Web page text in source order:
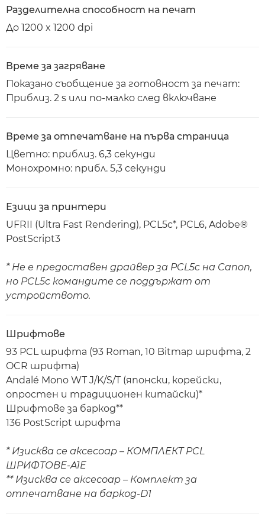
Разделителна способност на печат
До 1200 x 1200 dpi
Време за загряване
Показано съобщение за готовност за печат:
Приблиз. 2 s или по-малко след включване
Време за отпечатване на първа страница
Цветно: приблиз. 6,3 секунди
Монохромно: прибл. 5,3 секунди
Езици за принтери
UFRII (Ultra Fast Rendering), PCL5c*, PCL6, Adobe®
PostScript3
* Не е предоставен драйвер за PCL5c на Canon,
но PCL5c командите се поддържат от
устройството.
Шрифтове
93 PCL шрифта (93 Roman, 10 Bitmap шрифта, 2
OCR шрифта)
Andalé Mono WT J/K/S/T (японски, корейски,
опростен и традиционен китайски)*
Шрифтове за баркод**
136 PostScript шрифта
* Изисква се аксесоар – КОМПЛЕКТ PCL
ШРИФТОВЕ-A1E
** Изисква се аксесоар – Комплект за
отпечатване на баркод-D1